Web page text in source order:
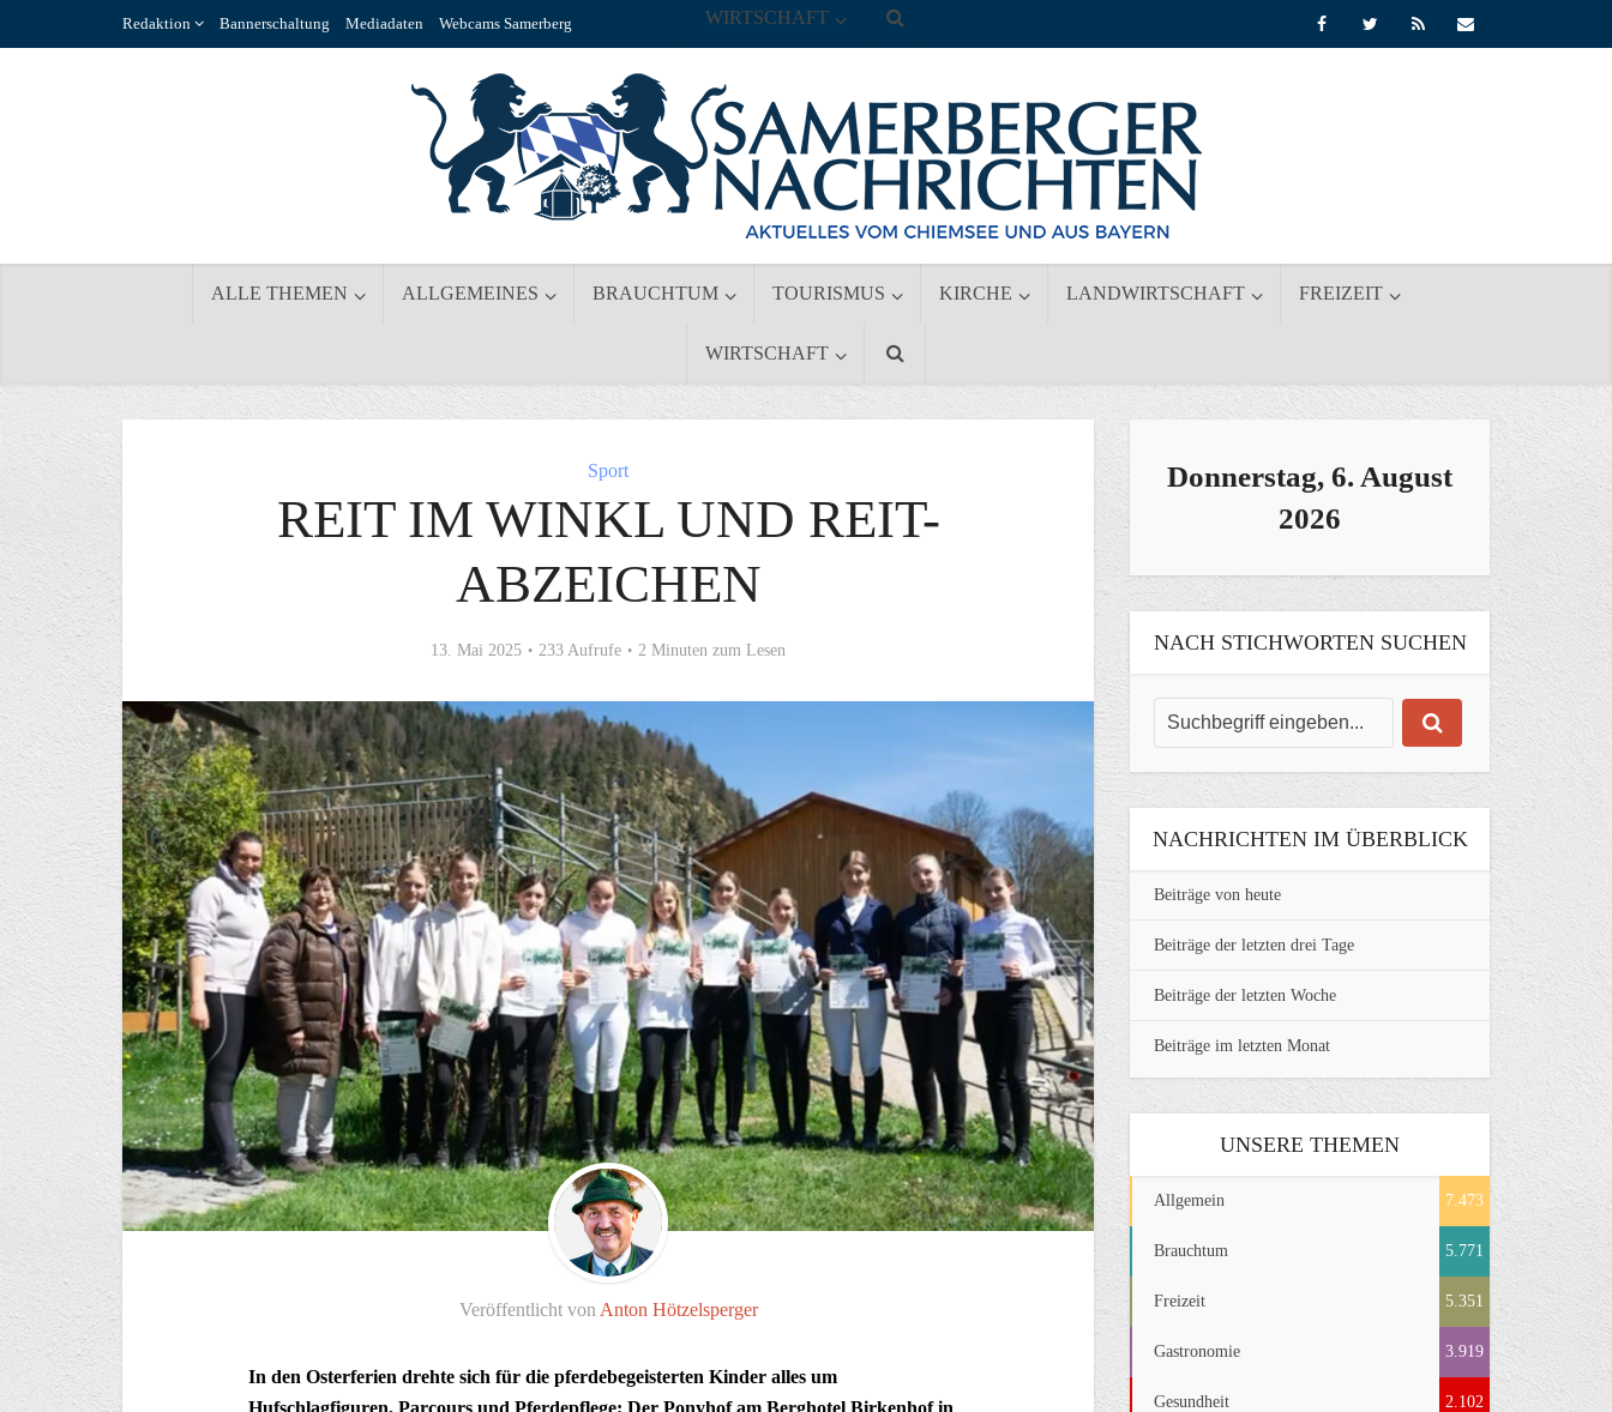
Redaktion Bannerschaltung Mediadaten Webcams Samerberg
ALLE THEMEN ALLGEMEINES BRAUCHTUM TOURISMUS KIRCHE LANDWIRTSCHAFT FREIZEIT
WIRTSCHAFT
WIRTSCHAFT
Sport
REIT IM WINKL UND REIT-
ABZEICHEN
13. Mai 2025 233 Aufrufe 2 Minuten zum Lesen
Veröffentlicht von Anton Hötzelsperger
In den Osterferien drehte sich für die pferdebegeisterten Kinder alles um
Hufschlagfiguren, Parcours und Pferdepflege: Der Ponyhof am Berghotel Birkenhof in
Donnerstag, 6. August
2026
NACH STICHWORTEN SUCHEN
NACHRICHTEN IM ÜBERBLICK
Beiträge von heute
Beiträge der letzten drei Tage
Beiträge der letzten Woche
Beiträge im letzten Monat
UNSERE THEMEN
Allgemein 7.473
Brauchtum 5.771
Freizeit 5.351
Gastronomie 3.919
Gesundheit 2.102